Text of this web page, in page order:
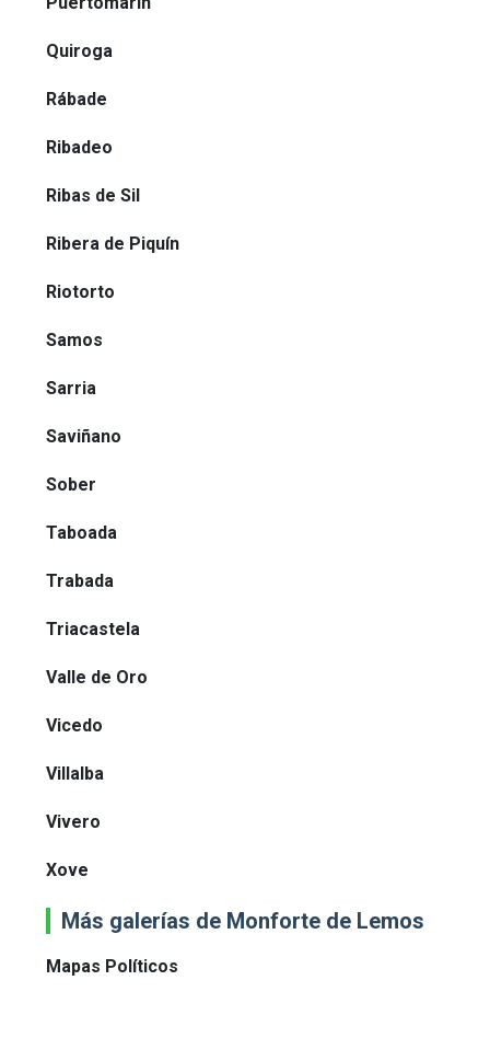
Quiroga
Rábade
Ribadeo
Ribas de Sil
Ribera de Piquín
Riotorto
Samos
Sarria
Saviñano
Sober
Taboada
Trabada
Triacastela
Valle de Oro
Vicedo
Villalba
Vivero
Xove
Más galerías de Monforte de Lemos
Mapas Políticos